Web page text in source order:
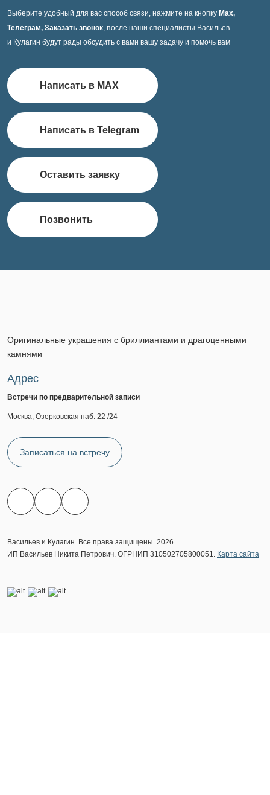
Выберите удобный для вас способ связи, нажмите на кнопку Max,
Телеграм, Заказать звонок, после наши специалисты Васильев
и Кулагин будут рады обсудить с вами вашу задачу и помочь вам
Написать в MAX
Написать в Telegram
Оставить заявку
Позвонить
Оригинальные украшения с бриллиантами и драгоценными
камнями
Адрес
Встречи по предварительной записи
Москва, Озерковская наб. 22 /24
Записаться на встречу
Васильев и Кулагин. Все права защищены. 2026
ИП Васильев Никита Петрович. ОГРНИП 310502705800051. Карта сайта